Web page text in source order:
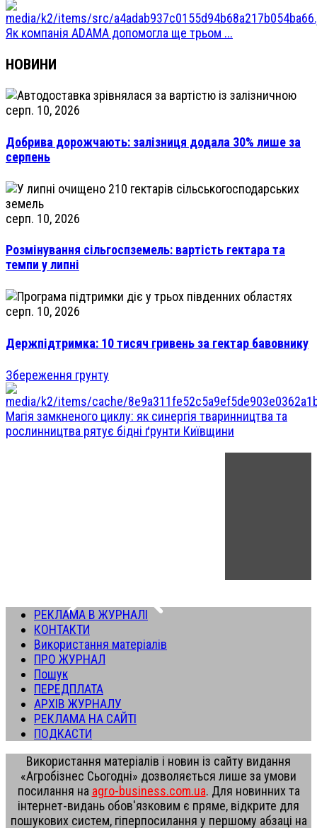
Як компанія ADAMA допомогла ще трьом ...
НОВИНИ
серп. 10, 2026
Добрива дорожчають: залізниця додала 30% лише за
серпень
серп. 10, 2026
Розмінування сільгоспземель: вартість гектара та
темпи у липні
серп. 10, 2026
Держпідтримка: 10 тисяч гривень за гектар бавовнику
Збереження грунту
Магія замкненого циклу: як синергія тваринництва та
рослинництва рятує бідні ґрунти Київщини
РЕКЛАМА В ЖУРНАЛІ
КОНТАКТИ
Використання матеріалів
ПРО ЖУРНАЛ
Пошук
ПЕРЕДПЛАТА
АРХІВ ЖУРНАЛУ
РЕКЛАМА НА САЙТІ
ПОДКАСТИ
Використання матеріалів і новин із сайту видання
«Агробізнес Сьогодні» дозволяється лише за умови
посилання на agro-business.com.ua. Для новинних та
інтернет-видань обов'язковим є пряме, відкрите для
пошукових систем, гіперпосилання у першому абзаці на